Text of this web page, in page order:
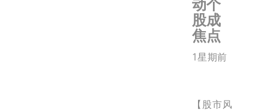
股成
焦点
1星期前
【股市风